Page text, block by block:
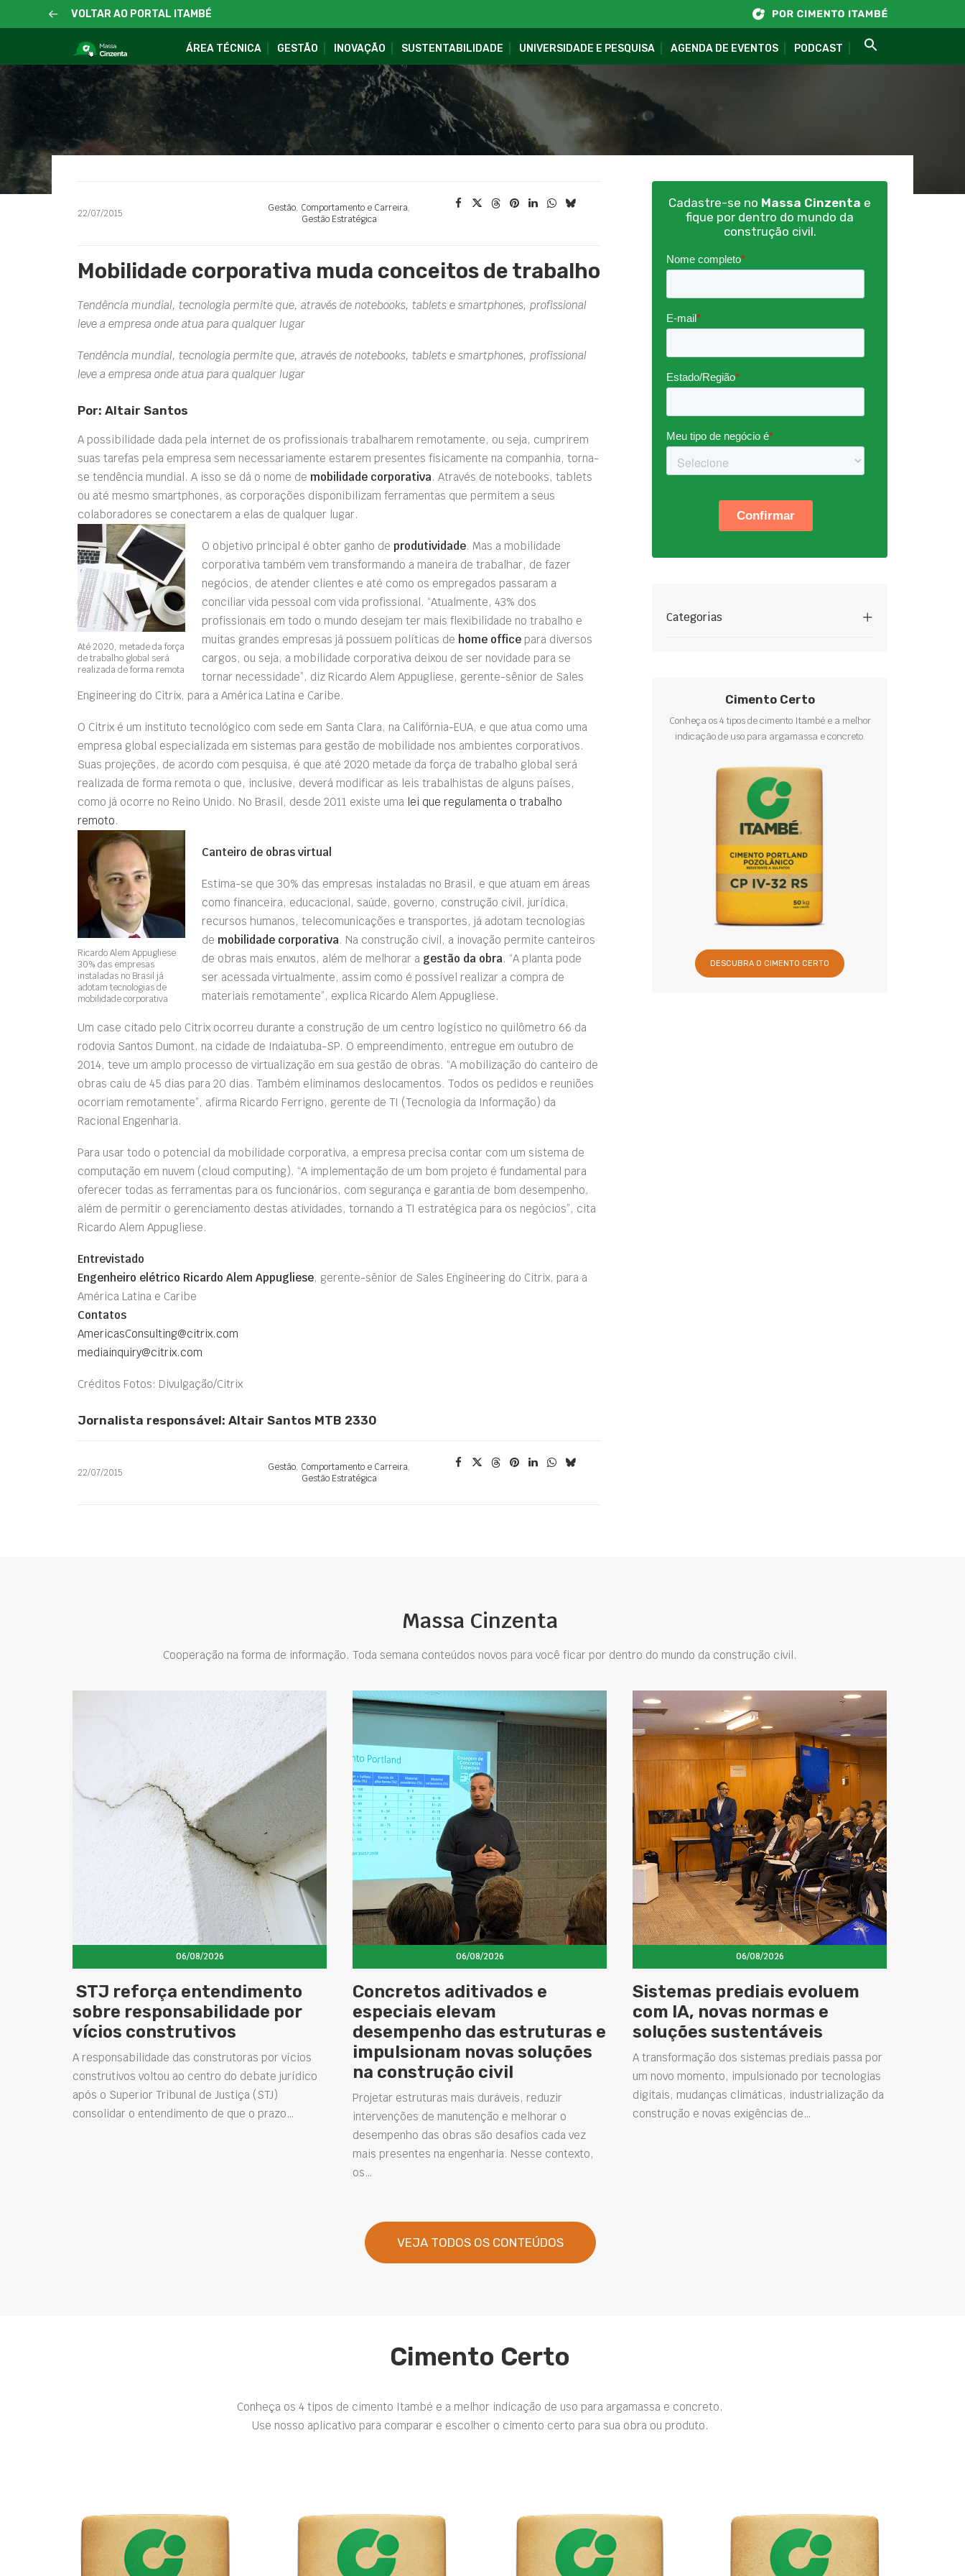
VOLTAR AO PORTAL ITAMBÉ
ÁREA TÉCNICA GESTÃO INOVAÇÃO SUSTENTABILIDADE UNIVERSIDADE E PESQUISA AGENDA DE EVENTOS PODCAST
22/07/2015 Gestão, Comportamento e Carreira,
Gestão Estratégica
Mobilidade corporativa muda conceitos de trabalho
Tendência mundial, tecnologia permite que, através de notebooks, tablets e smartphones, profissional
leve a empresa onde atua para qualquer lugar
Tendência mundial, tecnologia permite que, através de notebooks, tablets e smartphones, profissional
leve a empresa onde atua para qualquer lugar
Por: Altair Santos
A possibilidade dada pela internet de os profissionais trabalharem remotamente, ou seja, cumprirem
suas tarefas pela empresa sem necessariamente estarem presentes fisicamente na companhia, torna-
se tendência mundial. A isso se dá o nome de mobilidade corporativa. Através de notebooks, tablets
ou até mesmo smartphones, as corporações disponibilizam ferramentas que permitem a seus
colaboradores se conectarem a elas de qualquer lugar.
Até 2020, metade da força
de trabalho global será
realizada de forma remota
O objetivo principal é obter ganho de produtividade. Mas a mobilidade
corporativa também vem transformando a maneira de trabalhar, de fazer
negócios, de atender clientes e até como os empregados passaram a
conciliar vida pessoal com vida profissional. “Atualmente, 43% dos
profissionais em todo o mundo desejam ter mais flexibilidade no trabalho e
muitas grandes empresas já possuem políticas de home office para diversos
cargos, ou seja, a mobilidade corporativa deixou de ser novidade para se
tornar necessidade”, diz Ricardo Alem Appugliese, gerente-sênior de Sales
Engineering do Citrix, para a América Latina e Caribe.
O Citrix é um instituto tecnológico com sede em Santa Clara, na Califórnia-EUA, e que atua como uma
empresa global especializada em sistemas para gestão de mobilidade nos ambientes corporativos.
Suas projeções, de acordo com pesquisa, é que até 2020 metade da força de trabalho global será
realizada de forma remota o que, inclusive, deverá modificar as leis trabalhistas de alguns países,
como já ocorre no Reino Unido. No Brasil, desde 2011 existe uma lei que regulamenta o trabalho
remoto.
Ricardo Alem Appugliese:
30% das empresas
instaladas no Brasil já
adotam tecnologias de
mobilidade corporativa
Canteiro de obras virtual
Estima-se que 30% das empresas instaladas no Brasil, e que atuam em áreas
como financeira, educacional, saúde, governo, construção civil, jurídica,
recursos humanos, telecomunicações e transportes, já adotam tecnologias
de mobilidade corporativa. Na construção civil, a inovação permite canteiros
de obras mais enxutos, além de melhorar a gestão da obra. “A planta pode
ser acessada virtualmente, assim como é possível realizar a compra de
materiais remotamente”, explica Ricardo Alem Appugliese.
Um case citado pelo Citrix ocorreu durante a construção de um centro logístico no quilômetro 66 da
rodovia Santos Dumont, na cidade de Indaiatuba-SP. O empreendimento, entregue em outubro de
2014, teve um amplo processo de virtualização em sua gestão de obras. “A mobilização do canteiro de
obras caiu de 45 dias para 20 dias. Também eliminamos deslocamentos. Todos os pedidos e reuniões
ocorriam remotamente”, afirma Ricardo Ferrigno, gerente de TI (Tecnologia da Informação) da
Racional Engenharia.
Para usar todo o potencial da mobilidade corporativa, a empresa precisa contar com um sistema de
computação em nuvem (cloud computing). “A implementação de um bom projeto é fundamental para
oferecer todas as ferramentas para os funcionários, com segurança e garantia de bom desempenho,
além de permitir o gerenciamento destas atividades, tornando a TI estratégica para os negócios”, cita
Ricardo Alem Appugliese.
Entrevistado
Engenheiro elétrico Ricardo Alem Appugliese, gerente-sênior de Sales Engineering do Citrix, para a
América Latina e Caribe
Contatos
AmericasConsulting@citrix.com
mediainquiry@citrix.com
Créditos Fotos: Divulgação/Citrix
Jornalista responsável: Altair Santos MTB 2330
22/07/2015 Gestão, Comportamento e Carreira,
Gestão Estratégica
Cadastre-se no Massa Cinzenta e
fique por dentro do mundo da
construção civil.
Categorias
Cimento Certo
Conheça os 4 tipos de cimento Itambé e a melhor
indicação de uso para argamassa e concreto.
DESCUBRA O CIMENTO CERTO
Massa Cinzenta
Cooperação na forma de informação. Toda semana conteúdos novos para você ficar por dentro do mundo da construção civil.
06/08/2026
STJ reforça entendimento
sobre responsabilidade por
vícios construtivos
A responsabilidade das construtoras por vícios
construtivos voltou ao centro do debate jurídico
após o Superior Tribunal de Justiça (STJ)
consolidar o entendimento de que o prazo…
06/08/2026
Concretos aditivados e
especiais elevam
desempenho das estruturas e
impulsionam novas soluções
na construção civil
Projetar estruturas mais duráveis, reduzir
intervenções de manutenção e melhorar o
desempenho das obras são desafios cada vez
mais presentes na engenharia. Nesse contexto,
os…
06/08/2026
Sistemas prediais evoluem
com IA, novas normas e
soluções sustentáveis
A transformação dos sistemas prediais passa por
um novo momento, impulsionado por tecnologias
digitais, mudanças climáticas, industrialização da
construção e novas exigências de…
VEJA TODOS OS CONTEÚDOS
Cimento Certo
Conheça os 4 tipos de cimento Itambé e a melhor indicação de uso para argamassa e concreto.
Use nosso aplicativo para comparar e escolher o cimento certo para sua obra ou produto.